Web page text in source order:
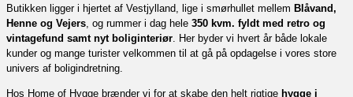
Butikken ligger i hjertet af Vestjylland, lige i smørhullet mellem Blåvand,
Henne og Vejers, og rummer i dag hele 350 kvm. fyldt med retro og
vintagefund samt nyt boliginteriør. Her byder vi hvert år både lokale
kunder og mange turister velkommen til at gå på opdagelse i vores store
univers af boligindretning.
Hos Home of Hygge brænder vi for at skabe den helt rigtige hygge i